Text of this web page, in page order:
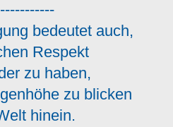
bedeutet auch,
Respekt
zu haben,
zu blicken
hinein.